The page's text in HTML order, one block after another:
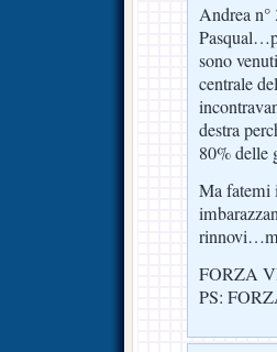
Andrea n°
sono
centrale
destra
80% delle
Ma fatemi
FORZA
PS: